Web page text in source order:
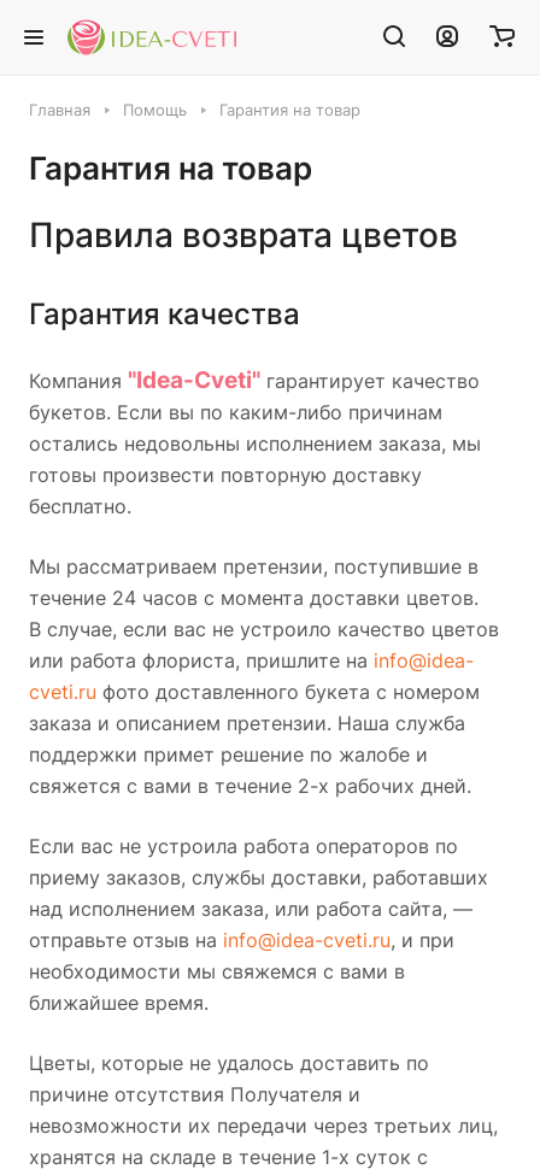
Главная Помощь Гарантия на товар
Гарантия на товар
Правила возврата цветов
Гарантия качества
Компания "Idea-Cveti" гарантирует качество
букетов. Если вы по каким-либо причинам
остались недовольны исполнением заказа, мы
готовы произвести повторную доставку
бесплатно.
Мы рассматриваем претензии, поступившие в
течение 24 часов с момента доставки цветов.
В случае, если вас не устроило качество цветов
или работа флориста, пришлите на info@idea-
cveti.ru фото доставленного букета с номером
заказа и описанием претензии. Наша служба
поддержки примет решение по жалобе и
свяжется с вами в течение 2-х рабочих дней.
Если вас не устроила работа операторов по
приему заказов, службы доставки, работавших
над исполнением заказа, или работа сайта, —
отправьте отзыв на info@idea-cveti.ru, и при
необходимости мы свяжемся с вами в
ближайшее время.
Цветы, которые не удалось доставить по
причине отсутствия Получателя и
невозможности их передачи через третьих лиц,
хранятся на складе в течение 1-х суток с